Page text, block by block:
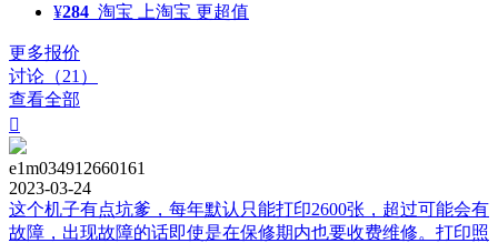
¥284 淘宝 上淘宝 更超值
更多报价
讨论（21）
查看全部

e1m034912660161
2023-03-24
这个机子有点坑爹，每年默认只能打印2600张，超过可能会有
故障，出现故障的话即使是在保修期内也要收费维修。打印照